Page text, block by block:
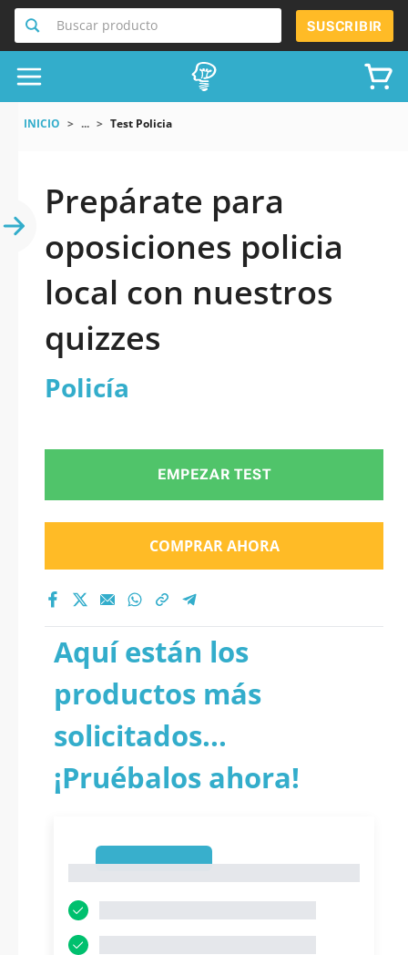
Buscar producto SUSCRIBIR
INICIO ... Test Policia
Prepárate para
oposiciones policia
local con nuestros
quizzes
Policía
EMPEZAR TEST
COMPRAR AHORA
Aquí están los
productos más
solicitados...
¡Pruébalos ahora!